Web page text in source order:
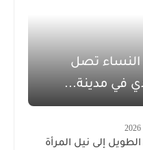
النساء تصل
في مدينة...
إلى نيل المرأة